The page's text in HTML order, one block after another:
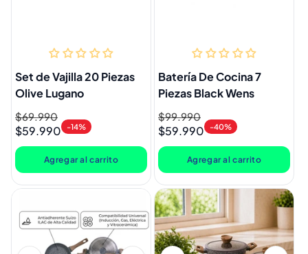
Set de Vajilla 20 Piezas
Olive Lugano
Precio
habitual
$69.990
Precio
de
oferta
$59.990 -14%
Agregar al carrito
Batería De Cocina 7
Piezas Black Wens
Precio
habitual
$99.990
Precio
de
oferta
$59.990 -40%
Agregar al carrito